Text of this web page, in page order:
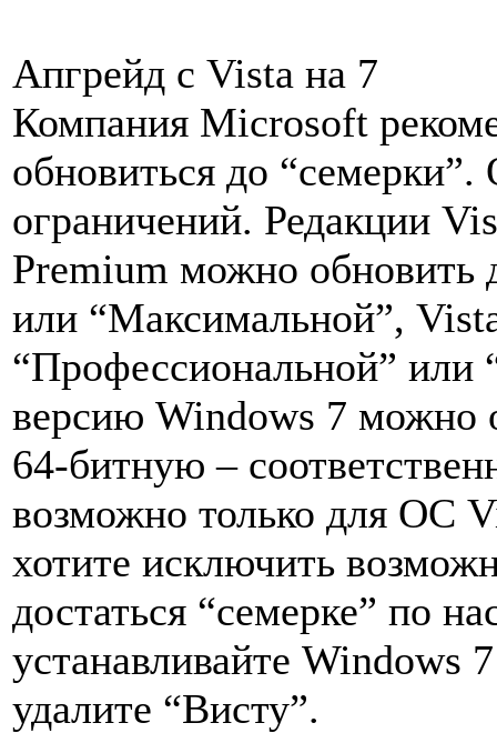
Апгрейд с Vista на 7
Компания Microsoft
обновиться до
ограничений. Редакции
Premium можно
или “Максимальной”,
“Профессиональной”
версию Windows 7 можно
64-битную –
возможно только для ОС
хотите исключить
достаться “семерке” по
устанавливайте Windows
удалите “Висту”.